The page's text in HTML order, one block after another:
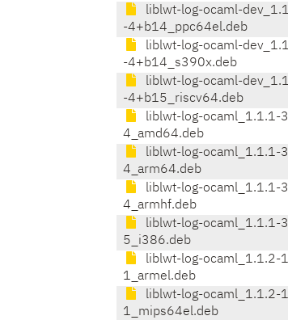
liblwt-log-ocaml-
-4+b14_ppc64el.deb
liblwt-log-ocaml-
-4+b14_s390x.deb
liblwt-log-ocaml-
-4+b15_riscv64.deb
liblwt-log-ocaml_1.1.1-
4_amd64.deb
liblwt-log-ocaml_1.1.1-
4_arm64.deb
liblwt-log-ocaml_1.1.1-
4_armhf.deb
liblwt-log-ocaml_1.1.1-
5_i386.deb
liblwt-log-ocaml_1.1.2-
1_armel.deb
liblwt-log-ocaml_1.1.2-
1_mips64el.deb